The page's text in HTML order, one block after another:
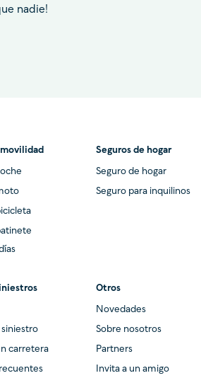
nadie!
Seguros de hogar
Seguro de hogar
Seguro para inquilinos
siniestro
carretera
Otros
Novedades
Sobre nosotros
Partners
Invita a un amigo